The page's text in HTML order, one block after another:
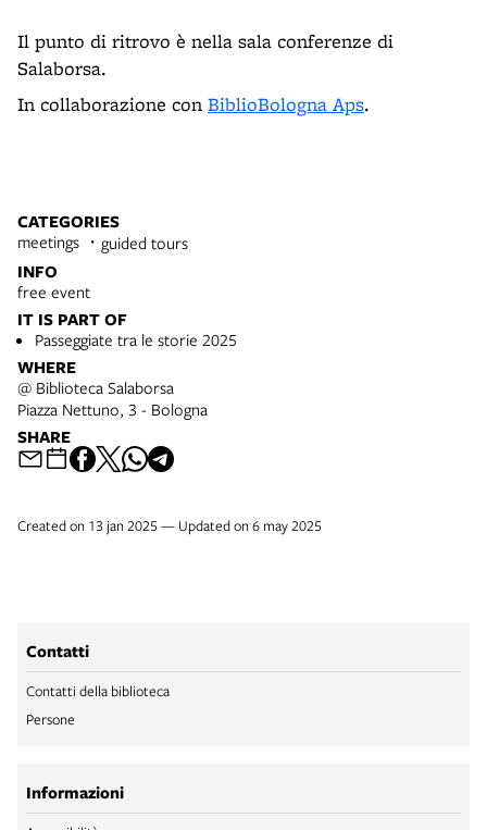
Il punto di ritrovo è nella sala conferenze di
Salaborsa.
In collaborazione con BiblioBologna Aps.
CATEGORIES
meetings guided tours
INFO
free event
IT IS PART OF
Passeggiate tra le storie 2025
WHERE
@ Biblioteca Salaborsa
Piazza Nettuno, 3 - Bologna
SHARE
Created on 13 jan 2025 — Updated on 6 may 2025
Contatti
Contatti della biblioteca
Persone
Informazioni